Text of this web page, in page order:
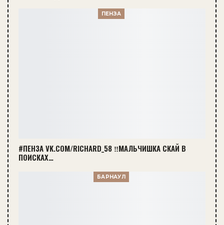
ПЕНЗА
#ПЕНЗА VK.COM/RICHARD_58 ‼️МАЛЬЧИШКА СКАЙ В
ПОИСКАХ…
БАРНАУЛ